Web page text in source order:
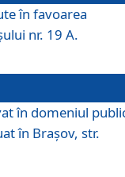
în favoarea
nr. 19 A.
în domeniul
în Braşov, str.